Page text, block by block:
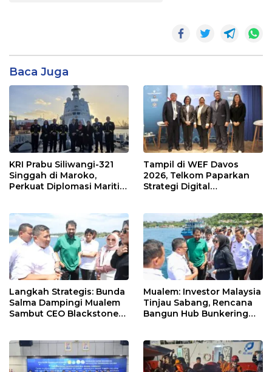
Baca Juga
KRI Prabu Siliwangi-321
Singgah di Maroko,
Perkuat Diplomasi Maritim
Tampil di WEF Davos
2026, Telkom Paparkan
Strategi Digital
Langkah Strategis: Bunda
Salma Dampingi Mualem
Sambut CEO Blackstone
Bunkering Internasional
di Sabang
Mualem: Investor Malaysia
Tinjau Sabang, Rencana
Bangun Hub Bunkering